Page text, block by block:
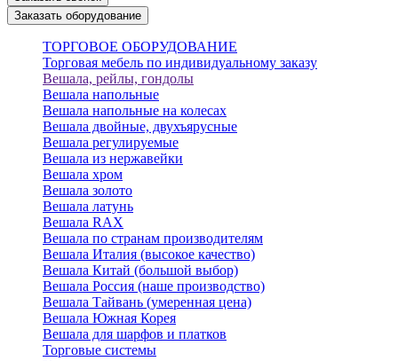
Заказать оборудование
ТОРГОВОЕ ОБОРУДОВАНИЕ
Торговая мебель по индивидуальному заказу
Вешала, рейлы, гондолы
Вешала напольные
Вешала напольные на колесах
Вешала двойные, двухъярусные
Вешала регулируемые
Вешала из нержавейки
Вешала хром
Вешала золото
Вешала латунь
Вешала RAX
Вешала по странам производителям
Вешала Италия (высокое качество)
Вешала Китай (большой выбор)
Вешала Россия (наше производство)
Вешала Тайвань (умеренная цена)
Вешала Южная Корея
Вешала для шарфов и платков
Торговые системы